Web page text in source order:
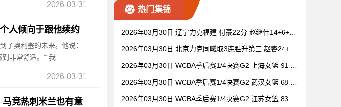
2026-03-31
人倾向于跟他续约
了奥利塞的未来。他说：
非常舒适。”“我
2026-03-31
竞热刺米兰也有意
热门集锦
2026年03月30日 辽宁力克福建 付豪22分 赵继伟14+6+11
2026年03月30日 北京力克同曦取3连胜升第三 赵睿24+6
2026年03月30日 WCBA季后赛1/4决赛G2 上海女篮 91 -
2026年03月30日 WCBA季后赛1/4决赛G2 武汉女篮 68 -
2026年03月30日 WCBA季后赛1/4决赛G2 江苏女篮 83 -